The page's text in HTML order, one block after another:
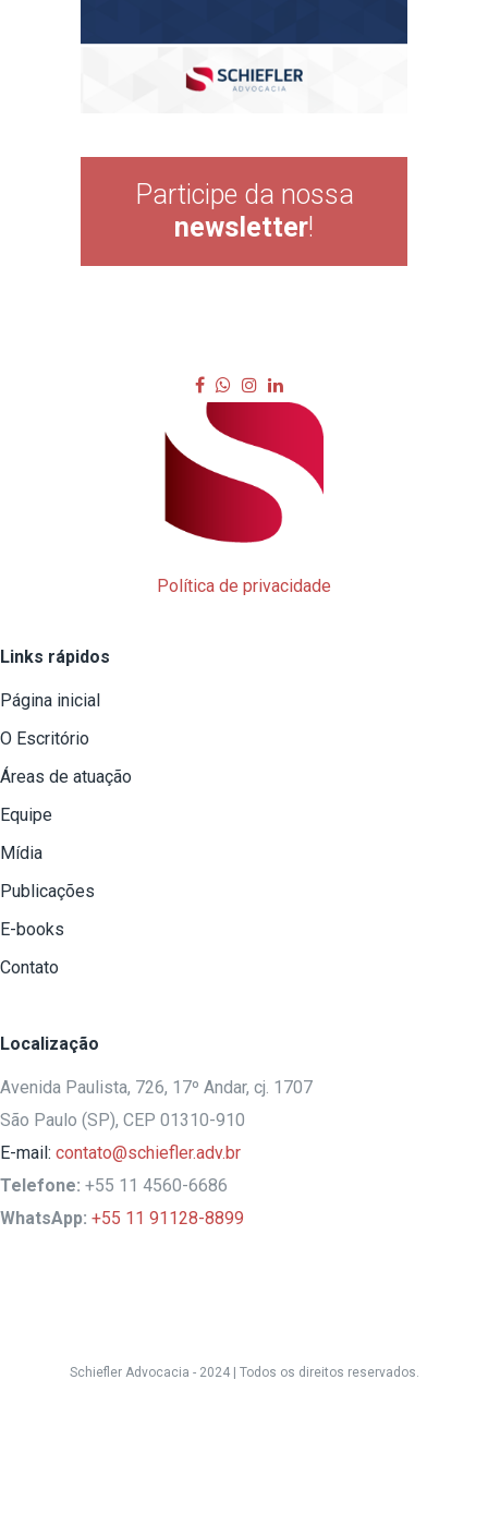
Participe da nossa
newsletter!
Política de privacidade
Links rápidos
Página inicial
O Escritório
Áreas de atuação
Equipe
Mídia
Publicações
E-books
Contato
Localização
Avenida Paulista, 726, 17º Andar, cj. 1707
São Paulo (SP), CEP 01310-910
E-mail: contato@schiefler.adv.br
Telefone: +55 11 4560-6686
WhatsApp: +55 11 91128-8899
Schiefler Advocacia - 2024 | Todos os direitos reservados.